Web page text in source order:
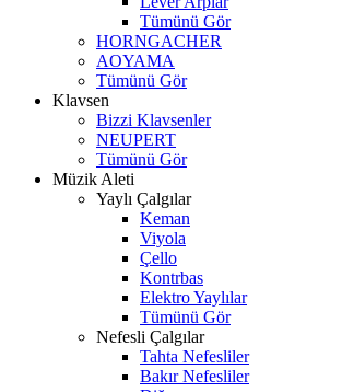
Tümünü Gör
HORNGACHER
AOYAMA
Tümünü Gör
Klavsen
Bizzi Klavsenler
NEUPERT
Tümünü Gör
Müzik Aleti
Yaylı Çalgılar
Keman
Viyola
Çello
Kontrbas
Elektro Yaylılar
Tümünü Gör
Nefesli Çalgılar
Tahta Nefesliler
Bakır Nefesliler